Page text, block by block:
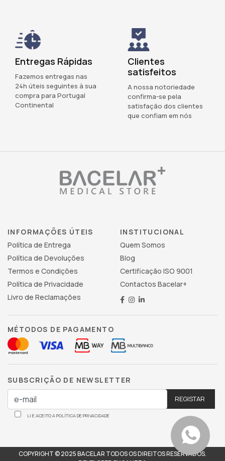
Entregas Rápidas
Fazemos entregas nas
24h úteis seguintes à sua
compra para Portugal
Continental
Clientes
satisfeitos
A nossa notoriedade
confirma-se pela
satisfação dos clientes
que confiam em nós
INFORMAÇÕES ÚTEIS
Política de Entrega
Política de Devoluções
Termos e Condições
Política de Privacidade
Livro de Reclamações
INSTITUCIONAL
Quem Somos
Blog
Certificação ISO 9001
Contactos Bacelar+
MÉTODOS DE PAGAMENTO
SUBSCRIÇÃO DE NEWSLETTER
LI E ACEITO A POLÍTICA DE PRIVACIDADE
COPYRIGHT © 2025 BACELAR TODOS OS DIREITOS RESERVADOS.